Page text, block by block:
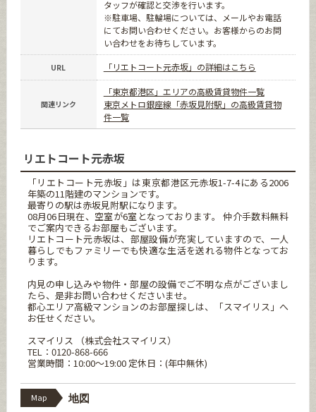
タッフが確認と交渉を行います。
※駐車場、駐輪場については、メールやお電話
にてお問い合わせください。お客様からのお問
い合わせをお待ちしています。
URL 「リエトコート元赤坂」の詳細はこちら
関連リンク
「東京都港区」エリアの高級賃貸物件一覧
東京メトロ銀座線「赤坂見附駅」の高級賃貸物
件一覧
リエトコート元赤坂
「リエトコート元赤坂」は東京都港区元赤坂1-7-4にある2006
年築の11階建のマンションです。
最寄りの駅は赤坂見附駅になります。
08月06日現在、空室が6室となっております。 仲介手数料無料
でご案内できるお部屋もございます。
リエトコート元赤坂は、部屋設備が充実していますので、一人
暮らしでもファミリーでも快適な生活を送れる物件となってお
ります。
内見の申し込みや物件・部屋の設備でご不明な点がございまし
たら、是非お問い合わせくださいませ。
都心エリア高級マンションのお部屋探しは、「スマイリス」へ
お任せください。
スマイリス （株式会社スマイリス）
TEL：0120-868-666
営業時間：10:00～19:00 定休日：(年中無休)
Map 地図